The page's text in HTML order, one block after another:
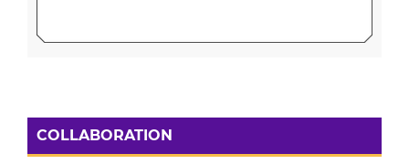
COLLABORATION